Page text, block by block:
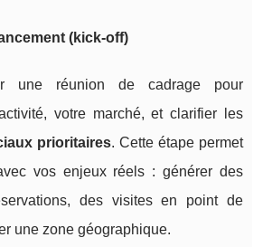
(kick-off)
une réunion de cadrage pour
votre marché, et clarifier les
prioritaires. Cette étape permet
vos enjeux réels : générer des
des visites en point de
une zone géographique.